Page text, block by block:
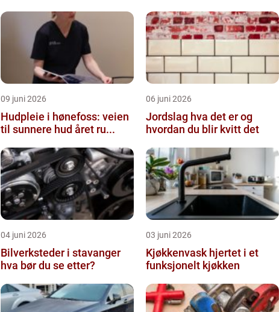
09 juni 2026
Hudpleie i hønefoss: veien
til sunnere hud året ru...
06 juni 2026
Jordslag hva det er og
hvordan du blir kvitt det
04 juni 2026
Bilverksteder i stavanger
hva bør du se etter?
03 juni 2026
Kjøkkenvask hjertet i et
funksjonelt kjøkken